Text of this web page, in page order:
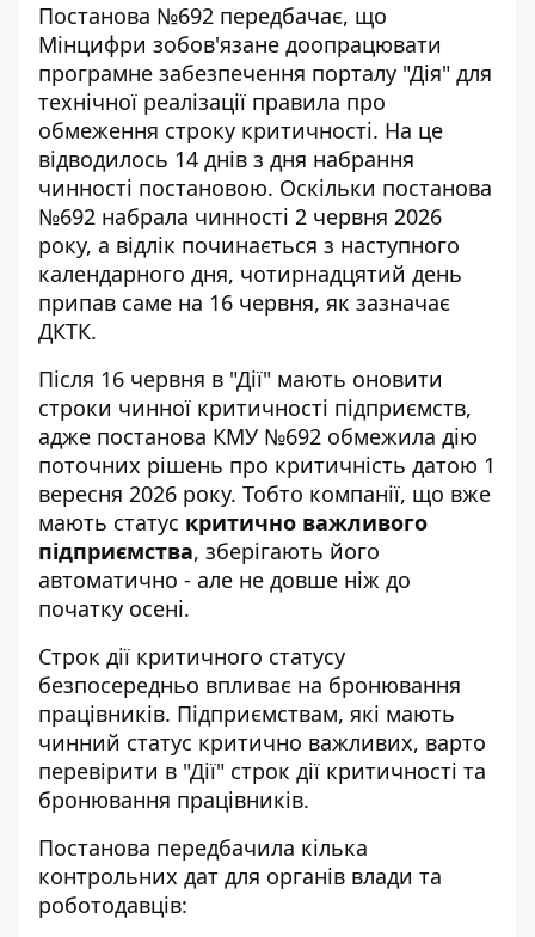
Постанова №692 передбачає, що
Мінцифри зобов'язане доопрацювати
програмне забезпечення порталу "Дія" для
технічної реалізації правила про
обмеження строку критичності. На це
відводилось 14 днів з дня набрання
чинності постановою. Оскільки постанова
№692 набрала чинності 2 червня 2026
року, а відлік починається з наступного
календарного дня, чотирнадцятий день
припав саме на 16 червня, як зазначає
ДКТК.
Після 16 червня в "Дії" мають оновити
строки чинної критичності підприємств,
адже постанова КМУ №692 обмежила дію
поточних рішень про критичність датою 1
вересня 2026 року. Тобто компанії, що вже
мають статус критично важливого
підприємства, зберігають його
автоматично - але не довше ніж до
початку осені.
Строк дії критичного статусу
безпосередньо впливає на бронювання
працівників. Підприємствам, які мають
чинний статус критично важливих, варто
перевірити в "Дії" строк дії критичності та
бронювання працівників.
Постанова передбачила кілька
контрольних дат для органів влади та
роботодавців: